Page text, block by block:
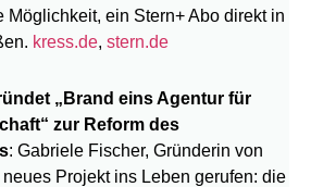
Möglichkeit, ein Stern+ Abo direkt in
kress.de, stern.de
„Brand eins Agentur für
zur Reform des
: Gabriele Fischer, Gründerin von
neues Projekt ins Leben gerufen: die